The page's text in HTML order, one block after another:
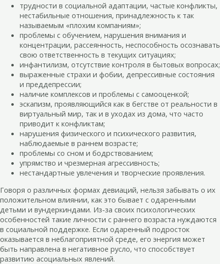
трудности в социальной адаптации, частые конфликты,
нестабильные отношения, принадлежность к так
называемым «плохим компаниям»;
проблемы с обучением, нарушения внимания и
концентрации, рассеянность, неспособность осознавать
свою ответственность в текущих ситуациях;
инфантилизм, отсутствие контроля в бытовых вопросах;
выраженные страхи и фобии, депрессивные состояния
и преддепрессии;
наличие комплексов и проблемы с самооценкой;
эскапизм, проявляющийся как в бегстве от реальности в
виртуальный мир, так и в уходах из дома, что часто
приводит к конфликтам;
нарушения физического и психического развития,
наблюдаемые в раннем возрасте;
проблемы со сном и бодрствованием;
упрямство и чрезмерная агрессивность;
нестандартные увлечения и творческие проявления.
Говоря о различных формах девиаций, нельзя забывать о их
положительном влиянии, как это бывает с одаренными
детьми и вундеркиндами. Из-за своих психологических
особенностей такие личности с раннего возраста нуждаются
в социальной поддержке. Если одаренный подросток
оказывается в неблагоприятной среде, его энергия может
быть направлена в негативное русло, что способствует
развитию асоциальных явлений.